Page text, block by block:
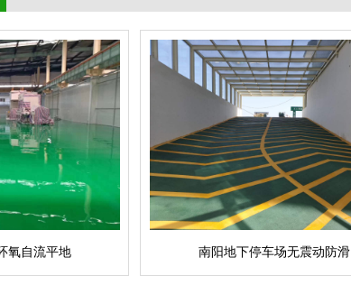
氧自流平地 南阳地下停车场无震动防滑
南阳地下停车场无震动防滑
成功案例
查看详情
立即询问